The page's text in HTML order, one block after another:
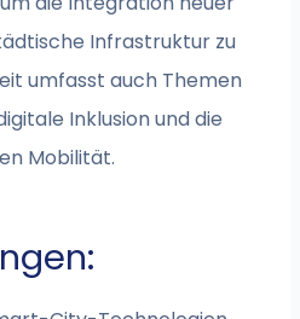
Infrastruktur zu
umfasst auch Themen
Inklusion und die
Mobilität.